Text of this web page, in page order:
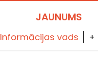
JAUNUMS
Informācijas vads +